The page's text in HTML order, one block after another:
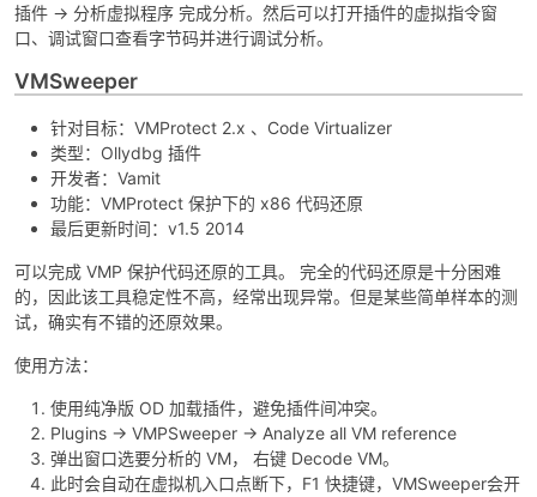
插件 -> 分析虚拟程序 完成分析。然后可以打开插件的虚拟指令窗
口、调试窗口查看字节码并进行调试分析。
VMSweeper
针对目标：VMProtect 2.x 、Code Virtualizer
类型：Ollydbg 插件
开发者：Vamit
功能：VMProtect 保护下的 x86 代码还原
最后更新时间：v1.5 2014
可以完成 VMP 保护代码还原的工具。 完全的代码还原是十分困难
的，因此该工具稳定性不高，经常出现异常。但是某些简单样本的测
试，确实有不错的还原效果。
使用方法：
使用纯净版 OD 加载插件，避免插件间冲突。
Plugins -> VMPSweeper -> Analyze all VM reference
弹出窗口选要分析的 VM， 右键 Decode VM。
此时会自动在虚拟机入口点断下，F1 快捷键，VMSweeper会开